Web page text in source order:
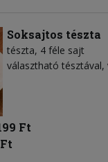
Soksajtos tészta
tészta 4 féle sajt
választható
Ft